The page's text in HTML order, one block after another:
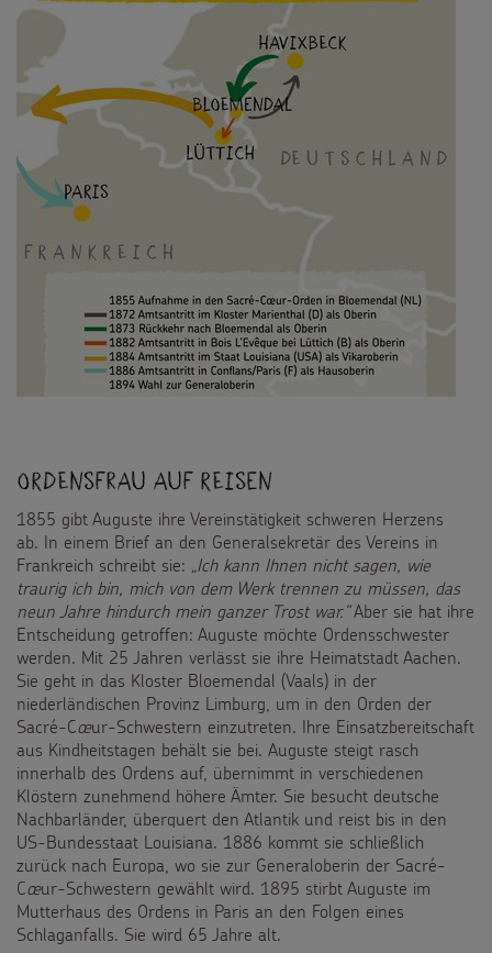
Ordensfrau auf Reisen
1855 gibt Auguste ihre Vereinstätigkeit schweren Herzens
ab. In einem Brief an den Generalsekretär des Vereins in
Frankreich schreibt sie: „Ich kann Ihnen nicht sagen, wie
traurig ich bin, mich von dem Werk trennen zu müssen, das
neun Jahre hindurch mein ganzer Trost war.“Aber sie hat ihre
Entscheidung getroffen: Auguste möchte Ordensschwester
werden. Mit 25 Jahren verlässt sie ihre Heimatstadt Aachen.
Sie geht in das Kloster Bloemendal (Vaals) in der
niederländischen Provinz Limburg, um in den Orden der
Sacré-Cœur-Schwestern einzutreten. Ihre Einsatzbereitschaft
aus Kindheitstagen behält sie bei. Auguste steigt rasch
innerhalb des Ordens auf, übernimmt in verschiedenen
Klöstern zunehmend höhere Ämter. Sie besucht deutsche
Nachbarländer, überquert den Atlantik und reist bis in den
US-Bundesstaat Louisiana. 1886 kommt sie schließlich
zurück nach Europa, wo sie zur Generaloberin der Sacré-
Cœur-Schwestern gewählt wird. 1895 stirbt Auguste im
Mutterhaus des Ordens in Paris an den Folgen eines
Schlaganfalls. Sie wird 65 Jahre alt.